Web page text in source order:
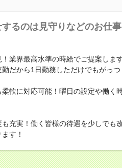
るのは見守りなどのお仕
業界最高水準の時給でご提案しま
だから1日勤務しただけでもがっつ
軟に対応可能！曜日の設定や働く
充実！働く皆様の待遇を少しでも
す！